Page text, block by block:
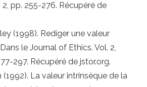
2, pp. 255-276. Récupéré de
(1998). Rediger une valeur
le Journal of Ethics. Vol. 2,
297. Récupéré de jstor.org.
(1992). La valeur intrinsèque de la